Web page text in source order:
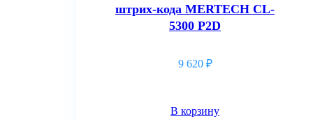
штрих-кода MERTECH CL-
5300 P2D
9 620 ₽
В корзину